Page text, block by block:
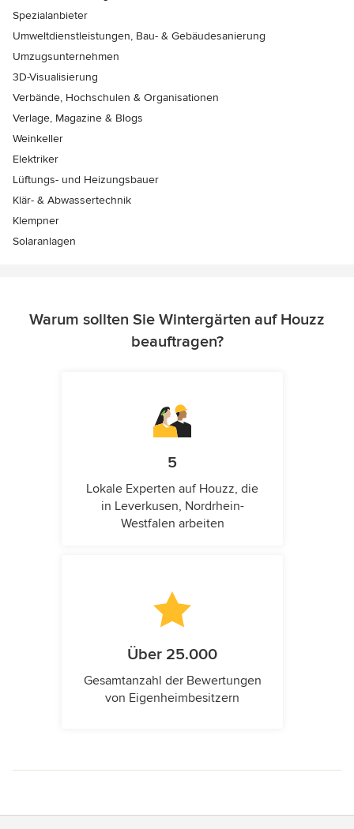
Spezialanbieter
Umweltdienstleistungen, Bau- & Gebäudesanierung
Umzugsunternehmen
3D-Visualisierung
Verbände, Hochschulen & Organisationen
Verlage, Magazine & Blogs
Weinkeller
Elektriker
Lüftungs- und Heizungsbauer
Klär- & Abwassertechnik
Klempner
Solaranlagen
Warum sollten Sie Wintergärten auf Houzz
beauftragen?
5
Lokale Experten auf Houzz, die
in Leverkusen, Nordrhein-
Westfalen arbeiten
Über 25.000
Gesamtanzahl der Bewertungen
von Eigenheimbesitzern